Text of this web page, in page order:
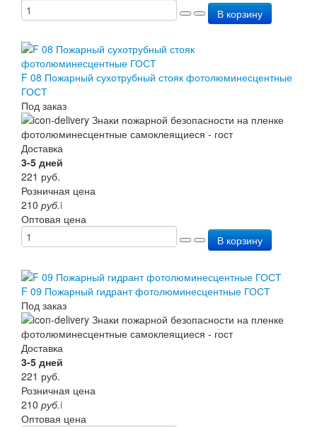
В корзину
F 08 Пожарный сухотрубный стояк фотолюминесцентные
ГОСТ
Под заказ
Доставка
3-5 дней
221 руб.
Розничная цена
210 руб.i
Оптовая цена
В корзину
F 09 Пожарный гидрант фотолюминесцентные ГОСТ
Под заказ
Доставка
3-5 дней
221 руб.
Розничная цена
210 руб.i
Оптовая цена